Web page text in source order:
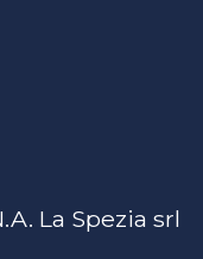
La Spezia srl